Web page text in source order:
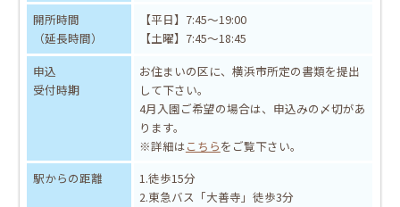
開所時間
（延長時間）
【平日】7:45～19:00
【土曜】7:45～18:45
申込
受付時期
お住まいの区に、横浜市所定の書類を提出
して下さい。
4月入園ご希望の場合は、申込みの〆切があ
ります。
※詳細はこちらをご覧下さい。
駅からの距離
1.徒歩15分
2.東急バス「大善寺」徒歩3分